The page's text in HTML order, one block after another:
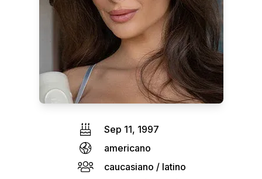
Sep 11, 1997
americano
caucasiano / latino